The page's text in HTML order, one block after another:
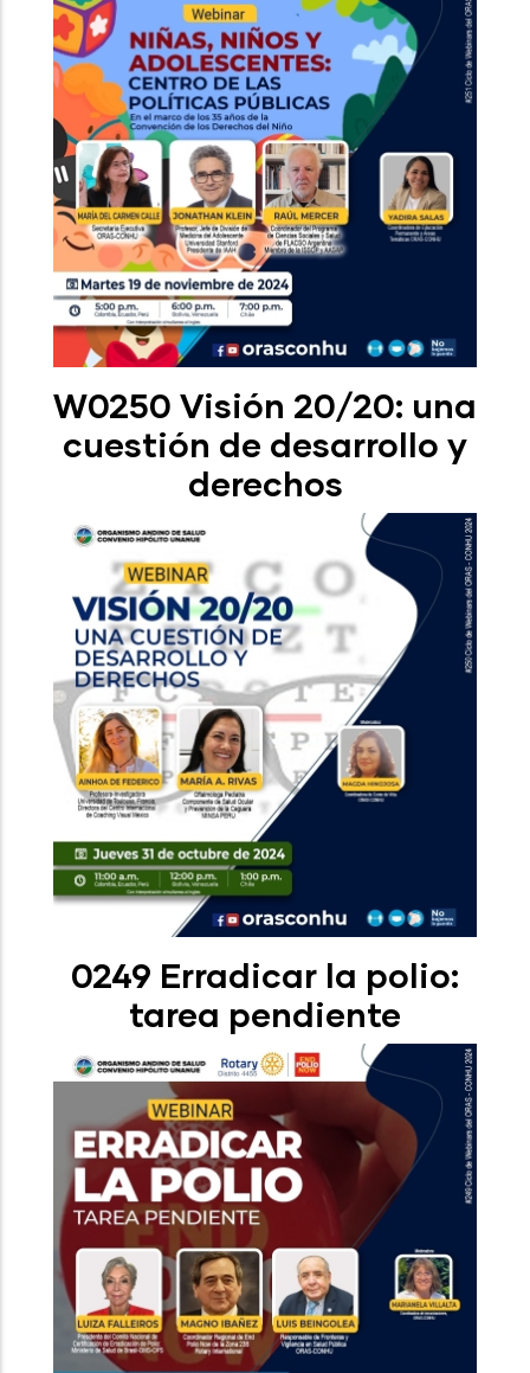
W0250 Visión 20/20: una
cuestión de desarrollo y
derechos
0249 Erradicar la polio:
tarea pendiente